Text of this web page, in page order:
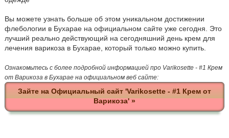
Вы можете узнать больше об этом уникальном достижении
флебологии в Бухарае на официальном сайте уже сегодня. Это
лучший реально действующий на сегодняшний день крем для
лечения варикоза в Бухарае, который только можно купить.
Ознакомьтесь с более подробной информацией про Varikosette - #1 Крем
от Варикоза в Бухарае на официальном веб сайте:
Зайте на Официальный сайт 'Varikosette - #1 Крем от
Варикоза' »